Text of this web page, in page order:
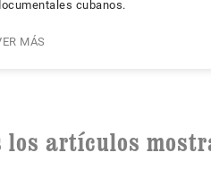
cubanos.
MÁS
los artículos